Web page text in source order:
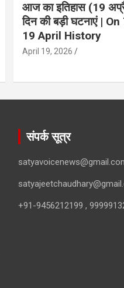
आज का इतिहास (19
दिन की बड़ी घटनाएं |
19 April History
April 19, 2026
संपर्क सूत्र
+91-9456212199 ,